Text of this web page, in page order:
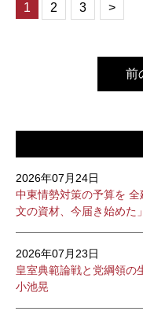
1 2 3 >
前
2026年07月24日
中東情勢対策の予算を
文の資材、今届き始めた」
2026年07月23日
皇室典範論戦と党綱領
小池晃